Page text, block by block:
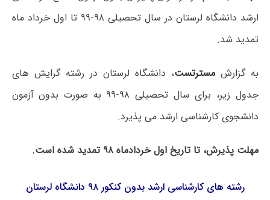
ارشد دانشگاه لرستان در سال تحصیلی ۹۸-۹۹ تا اول خرداد ماه
تمدید شد.
به گزارشمسترتست، دانشگاه لرستان در رشته گرایش های
جدول زیر، برای سال تحصیلی ۹۸-۹۹ به صورت بدون آزمون
دانشجوی کارشناسی ارشد می پذیرد.
مهلت پذیرش، تا تاریخ اول خردادماه ۹۸ تمدید شده است.
رشته های کارشناسی ارشد بدون کنکور ۹۸ دانشگاه لرستان